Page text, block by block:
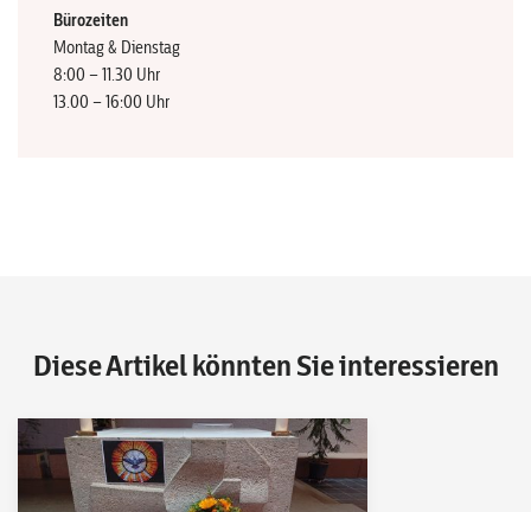
Bürozeiten
Montag & Dienstag
8:00 – 11.30 Uhr
13.00 – 16:00 Uhr
Diese Artikel könnten Sie interessieren